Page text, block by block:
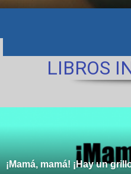
LIBROS
¡Mamá, mamá! ¡Hay un